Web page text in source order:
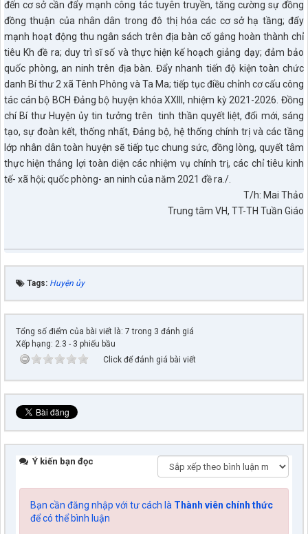
đến cơ sở cần đẩy mạnh công tác tuyên truyền, tăng cường sự đồng
đồng thuận của nhân dân trong đô thị hóa các cơ sở hạ tầng; đẩy
mạnh hoạt động thu ngân sách trên địa bàn cố gắng hoàn thành chỉ
tiêu Kh đề ra; duy trì sĩ số và thực hiện kế hoạch giảng dạy; đảm bảo
quốc phòng, an ninh trên địa bàn. Đẩy nhanh tiến độ kiện toàn chức
danh Bí thư 2 xã Tênh Phông và Ta Ma; tiếp tục điều chỉnh cơ cấu công
tác cán bộ BCH Đảng bộ huyện khóa XXIII, nhiệm kỳ 2021-2026. Đồng
chí Bí thư Huyện ủy tin tưởng trên tinh thần quyết liệt, đổi mới, sáng
tạo, sự đoàn kết, thống nhất, Đảng bộ, hệ thống chính trị và các tầng
lớp nhân dân toàn huyện sẽ tiếp tục chung sức, đồng lòng, quyết tâm
thực hiện thắng lợi toàn diện các nhiệm vụ chính trị, các chỉ tiêu kinh
tế- xã hội; quốc phòng- an ninh của năm 2021 đề ra./.
T/h: Mai Thảo
Trung tâm VH, TT-TH Tuần Giáo
Tags: Huyện ủy
Tổng số điểm của bài viết là: 7 trong 3 đánh giá
Xếp hạng: 2.3 - 3 phiếu bầu
Click để đánh giá bài viết
Ý kiến bạn đọc
Bạn cần đăng nhập với tư cách là Thành viên chính thức
để có thể bình luận